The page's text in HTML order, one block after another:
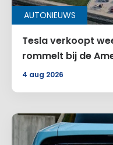
AUTONIEUWS
Tesla verkoopt
rommelt bij de
4 aug 2026